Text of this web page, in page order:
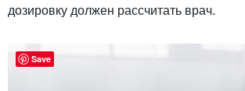
дозировку должен рассчитать врач.
Save